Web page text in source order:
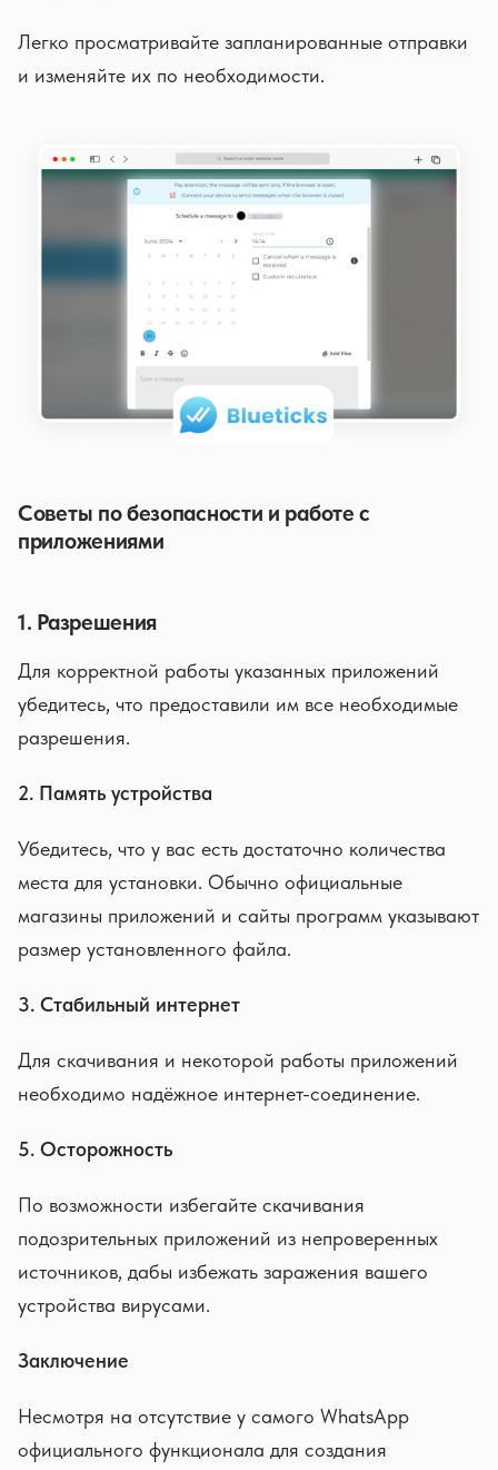
Легко просматривайте запланированные отправки
и изменяйте их по необходимости.
Советы по безопасности и работе с
приложениями
1. Разрешения
Для корректной работы указанных приложений
убедитесь, что предоставили им все необходимые
разрешения.
2. Память устройства
Убедитесь, что у вас есть достаточно количества
места для установки. Обычно официальные
магазины приложений и сайты программ указывают
размер установленного файла.
3. Стабильный интернет
Для скачивания и некоторой работы приложений
необходимо надёжное интернет-соединение.
5. Осторожность
По возможности избегайте скачивания
подозрительных приложений из непроверенных
источников, дабы избежать заражения вашего
устройства вирусами.
Заключение
Несмотря на отсутствие у самого WhatsApp
официального функционала для создания